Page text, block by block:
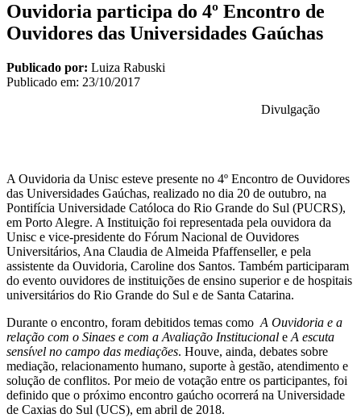
Ouvidoria participa do 4º Encontro de
Ouvidores das Universidades Gaúchas
Publicado por: Luiza Rabuski
Publicado em: 23/10/2017
Divulgação
A Ouvidoria da Unisc esteve presente no 4º Encontro de Ouvidores
das Universidades Gaúchas, realizado no dia 20 de outubro, na
Pontifícia Universidade Católoca do Rio Grande do Sul (PUCRS),
em Porto Alegre. A Instituição foi representada pela ouvidora da
Unisc e vice-presidente do Fórum Nacional de Ouvidores
Universitários, Ana Claudia de Almeida Pfaffenseller, e pela
assistente da Ouvidoria, Caroline dos Santos. Também participaram
do evento ouvidores de instituições de ensino superior e de hospitais
universitários do Rio Grande do Sul e de Santa Catarina.
Durante o encontro, foram debitidos temas como A Ouvidoria e a
relação com o Sinaes e com a Avaliação Institucional e A escuta
sensível no campo das mediações. Houve, ainda, debates sobre
mediação, relacionamento humano, suporte à gestão, atendimento e
solução de conflitos. Por meio de votação entre os participantes, foi
definido que o próximo encontro gaúcho ocorrerá na Universidade
de Caxias do Sul (UCS), em abril de 2018.